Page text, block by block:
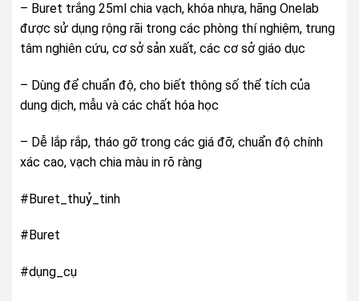
– Buret trắng 25ml chia vạch, khóa nhựa, hãng Onelab
được sử dụng rộng rãi trong các phòng thí nghiệm, trung
tâm nghiên cứu, cơ sở sản xuất, các cơ sở giáo dục
– Dùng để chuẩn độ, cho biết thông số thể tích của
dung dịch, mẫu và các chất hóa học
– Dễ lắp rắp, tháo gỡ trong các giá đỡ, chuẩn độ chính
xác cao, vạch chia màu in rõ ràng
#Buret_thuỷ_tinh
#Buret
#dụng_cụ